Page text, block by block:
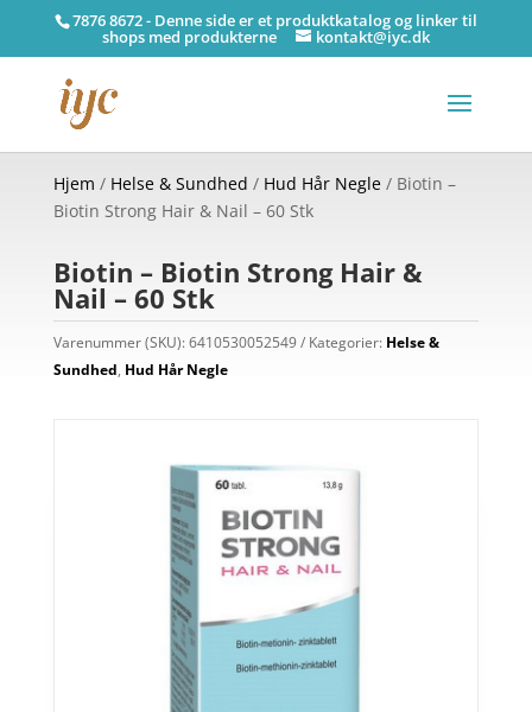
7876 8672 - Denne side er et produktkatalog og linker til
shops med produkterne kontakt@iyc.dk
Hjem / Helse & Sundhed / Hud Hår Negle/ Biotin –
Biotin Strong Hair & Nail – 60 Stk
Biotin – Biotin Strong Hair &
Nail – 60 Stk
Varenummer (SKU):6410530052549 Kategorier: Helse &
Sundhed, Hud Hår Negle